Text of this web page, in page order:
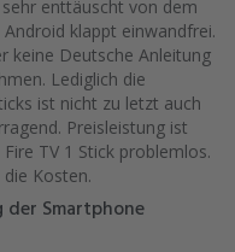
enttäuscht von dem
klappt einwandfrei.
keine Deutsche Anleitung
Lediglich die
ist nicht zu letzt auch
Preisleistung ist
TV 1 Stick problemlos.
Kosten.
Smartphone